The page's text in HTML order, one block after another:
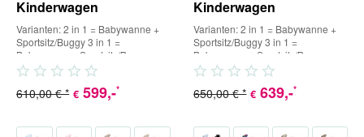
Kinderwagen
Varianten: 2 in 1 = Babywanne +
Sportsitz/Buggy 3 in 1 =
Babywanne + Sportsitz/Buggy +
Babyschale (inkl. Adapter) 4...
€ 599,-*
610,00 € *
Kinderwagen
Varianten: 2 in 1 = Babywanne +
Sportsitz/Buggy 3 in 1 =
Babywanne + Sportsitz/Buggy +
Babyschale (inkl. Adapter) 4...
€ 639,-*
650,00 € *